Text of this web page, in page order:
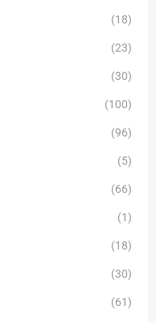
(18)
(23)
(30)
(100)
(96)
(5)
(66)
(1)
(18)
(30)
(61)